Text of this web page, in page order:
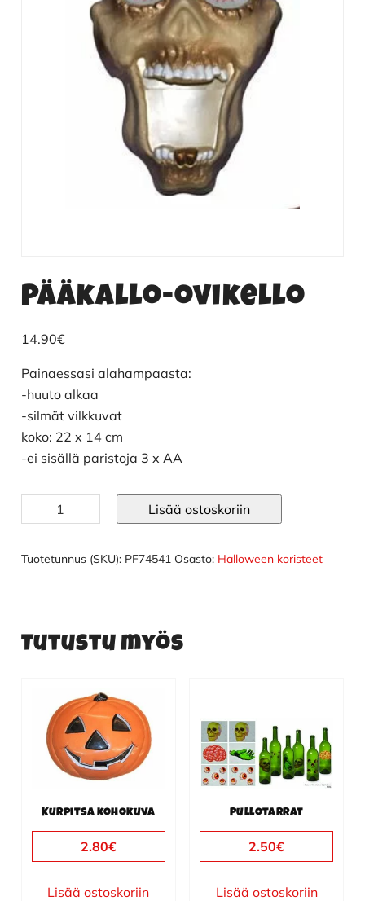
Pääkallo-ovikello
14.90€
Painaessasi alahampaasta:
-huuto alkaa
-silmät vilkkuvat
koko: 22 x 14 cm
-ei sisällä paristoja 3 x AA
Pääkallo-
ovikello
Lisää ostoskoriin
Tuotetunnus (SKU): PF74541 Osasto: Halloween koristeet
Tutustu myös
Kurpitsa kohokuva
2.80€
Lisää ostoskoriin
Pullotarrat
2.50€
Lisää ostoskoriin